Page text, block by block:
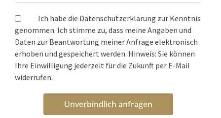
Ich habe die Datenschutzerklärung zur Kenntnis
genommen. Ich stimme zu, dass meine Angaben und
Daten zur Beantwortung meiner Anfrage elektronisch
erhoben und gespeichert werden. Hinweis: Sie können
Ihre Einwilligung jederzeit für die Zukunft per E-Mail
widerrufen.
Unverbindlich anfragen